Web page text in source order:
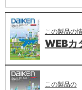
この製品の
WEBカ
この製品の